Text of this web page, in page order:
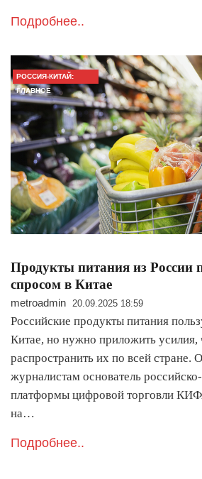
Подробнее..
РОССИЯ-КИТАЙ:
ГЛАВНОЕ
Продукты питания из России
спросом в Китае
metroadmin 20.09.2025 18:59
Российские продукты питания
Китае, но нужно приложить усилия,
распространить их по всей стране.
журналистам основатель
платформы цифровой торговли
на…
Подробнее..